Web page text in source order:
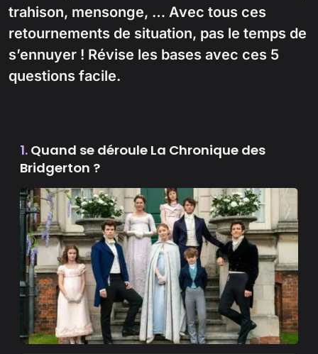
trahison, mensonge, … Avec tous ces
retournements de situation, pas le temps de
s’ennuyer ! Révise les bases avec ces 5
questions facile.
1. Quand se déroule La Chronique des
Bridgerton ?